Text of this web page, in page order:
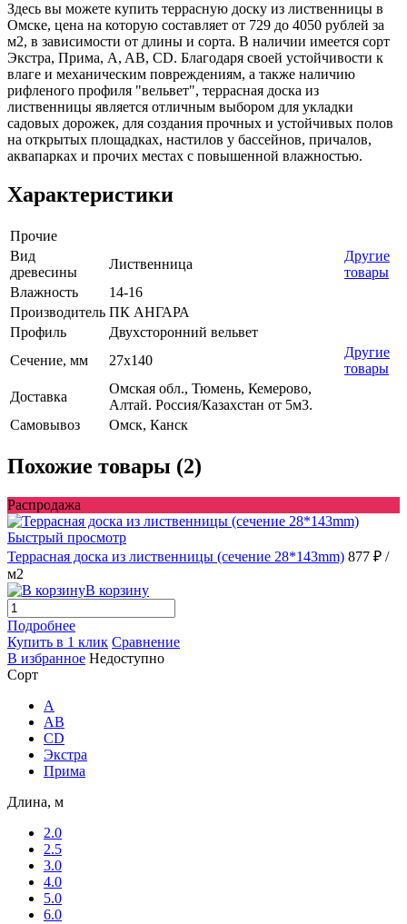
Здесь вы можете купить террасную доску из лиственницы в
Омске, цена на которую составляет от 729 до 4050 рублей за
м2, в зависимости от длины и сорта. В наличии имеется сорт
Экстра, Прима, A, AB, CD. Благодаря своей устойчивости к
влаге и механическим повреждениям, а также наличию
рифленого профиля "вельвет", террасная доска из
лиственницы является отличным выбором для укладки
садовых дорожек, для создания прочных и устойчивых полов
на открытых площадках, настилов у бассейнов, причалов,
аквапарках и прочих местах с повышенной влажностью.
Характеристики
Прочие
Вид
древесины
Лиственница
Другие
товары
Влажность
14-16
Производитель ПК АНГАРА
Профиль
Двухсторонний вельвет
Сечение, мм
27x140
Другие
товары
Доставка
Омская обл., Тюмень, Кемерово,
Алтай. Россия/Казахстан от 5м3.
Самовывоз
Омск, Канск
Похожие товары (2)
Распродажа
Быстрый просмотр
Террасная доска из лиственницы (сечение 28*143mm) 877 ₽ /
м2
В корзину
Подробнее
Купить в 1 клик Сравнение
В избранное Недоступно
Сорт
A
AB
CD
Экстра
Прима
Длина, м
2.0
2.5
3.0
4.0
5.0
6.0